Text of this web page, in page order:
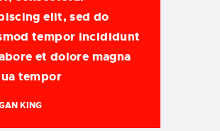
elit, sed do
tempor incididunt
et dolore magna
tempor
KING